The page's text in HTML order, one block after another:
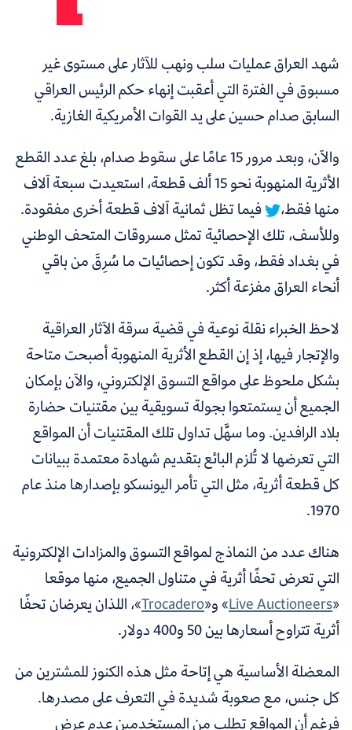
شهد العراق عمليات سلب ونهب للآثار على مستوى غير
مسبوق في الفترة التي أعقبت إنهاء حكم الرئيس العراقي
السابق صدام حسين على يد القوات الأمريكية الغازية.
والآن،
وبعد مرور 15 عامًا على سقوط صدام، بلغ عدد القطع
الأثرية المنهوبة نحو 15 ألف قطعة، استعيدت سبعة آلاف
منها فقط،
فيما تظل ثمانية آلاف قطعة أخرى مفقودة.
وللأسف، تلك الإحصائية تمثل مسروقات المتحف الوطني
في بغداد فقط، وقد تكون إحصائيات ما سُرِقَ من باقي
أنحاء العراق مفزعة أكثر.
لاحظ الخبراء نقلة نوعية في قضية سرقة الآثار العراقية
والإتجار فيها، إذ إن القطع الأثرية المنهوبة أصبحت متاحة
بشكل ملحوظ على مواقع التسوق الإلكتروني، والآن بإمكان
الجميع أن يستمتعوا بجولة تسويقية بين مقتنيات حضارة
بلاد الرافدين. وما سهَّل تداول تلك المقتنيات أن المواقع
التي تعرضها لا تُلزم البائع بتقديم شهادة معتمدة ببيانات
كل قطعة أثرية، مثل التي تأمر اليونسكو بإصدارها منذ عام
1970.
هناك عدد من النماذج لمواقع التسوق والمزادات الإلكترونية
التي تعرض تحفًا أثرية في متناول الجميع، منها موقعا
«
Live Auctioneers
»و«
Trocadero»،اللذان يعرضان تحفًا
أثرية تتراوح أسعارها بين 50 و400 دولار.
المعضلة الأساسية هي إتاحة مثل هذه الكنوز للمشترين من
كل جنس، مع صعوبة شديدة في التعرف على مصدرها.
فرغم أن المواقع تطلب من المستخدمين عدم عرض